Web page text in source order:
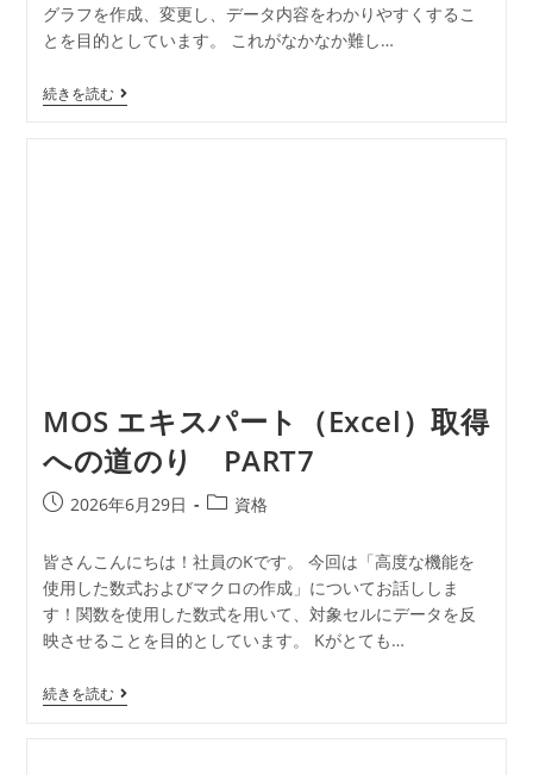
グラフを作成、変更し、データ内容をわかりやすくするこ
とを目的としています。 これがなかなか難し…
続きを読む
MOS エキスパート（Excel）取得
への道のり PART7
2026年6月29日 資格
皆さんこんにちは！社員のKです。 今回は「高度な機能を
使用した数式およびマクロの作成」についてお話ししま
す！関数を使用した数式を用いて、対象セルにデータを反
映させることを目的としています。 Kがとても…
続きを読む